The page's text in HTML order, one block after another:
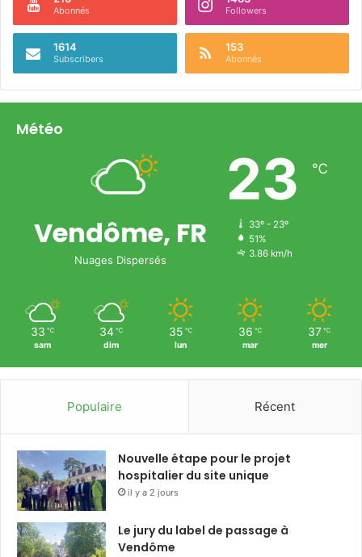
Abonnés Followers
1614
Subscribers
153
Abonnés
Météo
Vendôme, FR
Nuages Dispersés
23 ℃
33º - 23º
51%
3.86 km/h
33 ℃
sam
34 ℃
dim
35 ℃
lun
36 ℃
mar
37 ℃
mer
Populaire Récent
Nouvelle étape pour le projet
hospitalier du site unique
il y a 2 jours
Le jury du label de passage à
Vendôme